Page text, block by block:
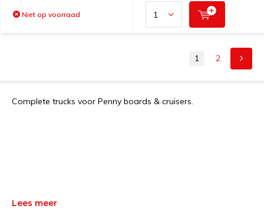
Niet op voorraad
1 2
Complete trucks voor Penny boards & cruisers.
Lees meer